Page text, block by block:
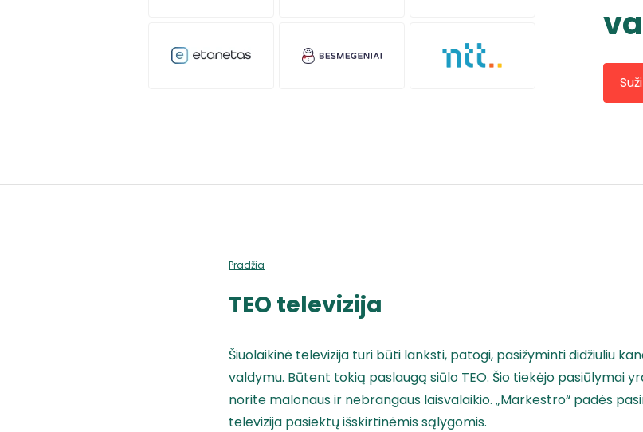
Pradžia
TEO televizija
Šiuolaikinė televizija turi būti lanksti, patogi, pasižyminti didžiuliu
valdymu. Būtent tokią paslaugą siūlo TEO. Šio tiekėjo pasiūlymai
norite malonaus ir nebrangaus laisvalaikio. „Markestro“ padės
televizija pasiektų išskirtinėmis sąlygomis.